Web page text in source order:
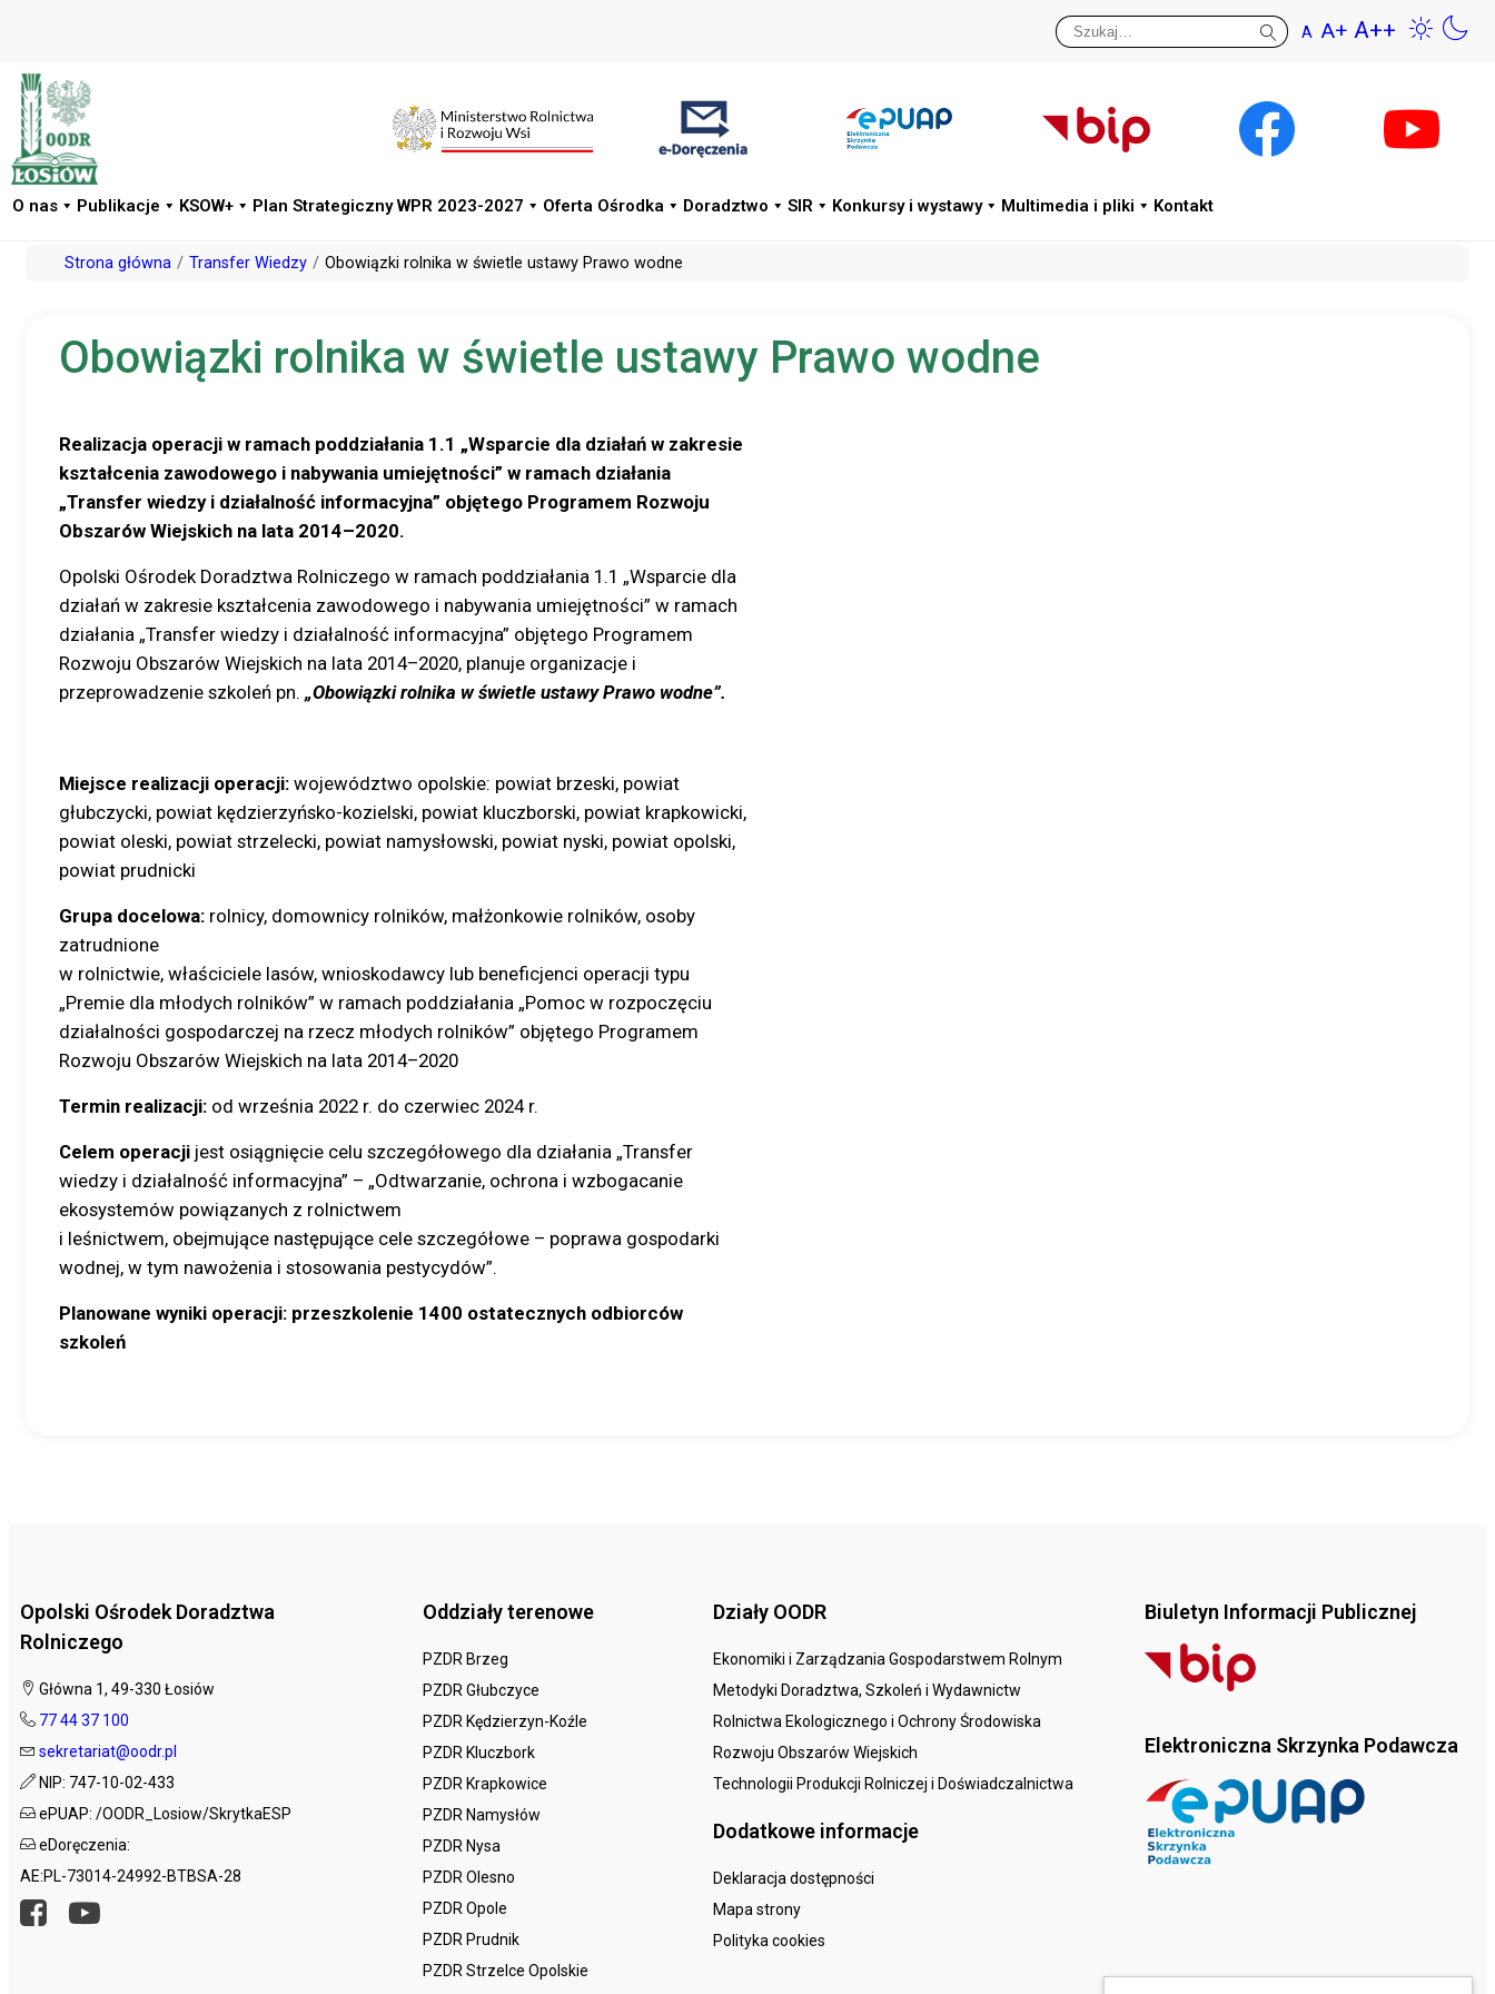
Przejdź
A A+ A++
O nas Publikacje KSOW+ Plan Strategiczny WPR 2023-2027 Oferta Ośrodka Doradztwo SIR Konkursy i wystawy Multimedia i pliki Kontakt
Strona główna Transfer Wiedzy Obowiązki rolnika w świetle ustawy Prawo wodne
Obowiązki rolnika w świetle ustawy Prawo wodne
Realizacja operacji w ramach poddziałania 1.1 „Wsparcie dla działań w zakresie
kształcenia zawodowego i nabywania umiejętności” w ramach działania
„Transfer wiedzy i działalność informacyjna” objętego Programem Rozwoju
Obszarów Wiejskich na lata 2014–2020.
Opolski Ośrodek Doradztwa Rolniczego w ramach poddziałania 1.1 „Wsparcie dla
działań w zakresie kształcenia zawodowego i nabywania umiejętności” w ramach
działania „Transfer wiedzy i działalność informacyjna” objętego Programem
Rozwoju Obszarów Wiejskich na lata 2014–2020, planuje organizacje i
przeprowadzenie szkoleń pn. „Obowiązki rolnika w świetle ustawy Prawo wodne”.
Miejsce realizacji operacji: województwo opolskie: powiat brzeski, powiat
głubczycki, powiat kędzierzyńsko-kozielski, powiat kluczborski, powiat krapkowicki,
powiat oleski, powiat strzelecki, powiat namysłowski, powiat nyski, powiat opolski,
powiat prudnicki
Grupa docelowa: rolnicy, domownicy rolników, małżonkowie rolników, osoby
zatrudnione
w rolnictwie, właściciele lasów, wnioskodawcy lub beneficjenci operacji typu
„Premie dla młodych rolników” w ramach poddziałania „Pomoc w rozpoczęciu
działalności gospodarczej na rzecz młodych rolników” objętego Programem
Rozwoju Obszarów Wiejskich na lata 2014–2020
Termin realizacji: od września 2022 r. do czerwiec 2024 r.
Celem operacji jest osiągnięcie celu szczegółowego dla działania „Transfer
wiedzy i działalność informacyjna” – „Odtwarzanie, ochrona i wzbogacanie
ekosystemów powiązanych z rolnictwem
i leśnictwem, obejmujące następujące cele szczegółowe – poprawa gospodarki
wodnej, w tym nawożenia i stosowania pestycydów”.
Planowane wyniki operacji: przeszkolenie 1400 ostatecznych odbiorców
szkoleń
Opolski Ośrodek Doradztwa
Rolniczego
Główna 1, 49-330 Łosiów
77 44 37 100
sekretariat@oodr.pl
NIP: 747-10-02-433
ePUAP: /OODR_Losiow/SkrytkaESP
eDoręczenia:
AE:PL-73014-24992-BTBSA-28
Oddziały terenowe
PZDR Brzeg
PZDR Głubczyce
PZDR Kędzierzyn-Koźle
PZDR Kluczbork
PZDR Krapkowice
PZDR Namysłów
PZDR Nysa
PZDR Olesno
PZDR Opole
PZDR Prudnik
PZDR Strzelce Opolskie
Działy OODR
Ekonomiki i Zarządzania Gospodarstwem Rolnym
Metodyki Doradztwa, Szkoleń i Wydawnictw
Rolnictwa Ekologicznego i Ochrony Środowiska
Rozwoju Obszarów Wiejskich
Technologii Produkcji Rolniczej i Doświadczalnictwa
Dodatkowe informacje
Deklaracja dostępności
Mapa strony
Polityka cookies
Biuletyn Informacji Publicznej
Elektroniczna Skrzynka Podawcza